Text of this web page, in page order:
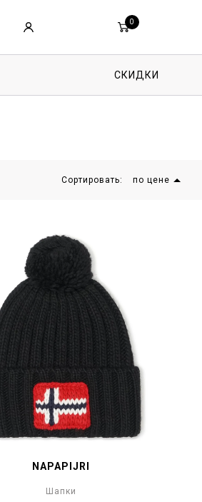
0
СКИДКИ
Сортировать: по цене
NAPAPIJRI
Шапки